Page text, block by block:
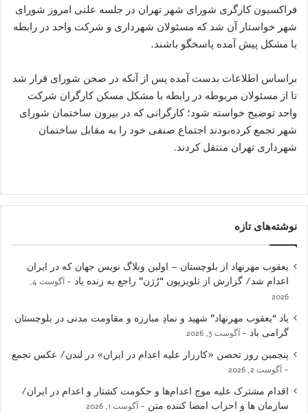
فراکسیون کارگری شورای شهر تهران در جلسه علنی امروز شورای
شهر خواستار آن شد که مسئولان شهرداری و شرکت واحد در رابطه
با مشکل پیش آمده پاسخگو باشند.
براساس اطلاعات بدست آمده پس از آنکه در صحن شورای قرار شد
تا از مسئولان مربوطه در رابطه با مشکل مسکن کارگران شرکت
واحد توضیح خواسته شود؛ کارگرانی که در بیرون ساختمان شورای
شهر تجمع کرده‌بودند اجتماع صنفی خود را به مقابل ساختمان
شهرداری تهران منتقل کردند.
نوشته‌های تازه
یعقوب مهرنهاد از بلوچستان – اولین وبلاگ نویس جهان که در ایران
اعدام شد/ گزارش از تلویزیون “رُژن” راجع به زنده یاد
آگوست 4,
2026
یاد “یعقوب مهرنهاد” شهید و نمادِ مبارزه و مقاومت مدنی در بلوچستان
گرامی باد
آگوست 3, 2026
پنجمین روز تحصن «کارزار علیه اعدام در ایران» در لندن/ عکس تجمع
آگوست 2, 2026
اقدام مشترک علیه موج اعدام‌ها و حکومت کشتار و اعدام در ایران/
سازمان ها و احزاب امضا کننده متن
آگوست 1, 2026